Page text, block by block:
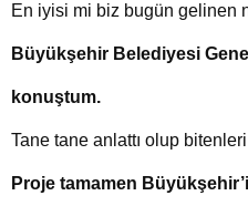
En iyisi mi biz bugün gelinen
Büyükşehir Belediyesi
konuştum.
Tane tane anlattı olup
Proje tamamen